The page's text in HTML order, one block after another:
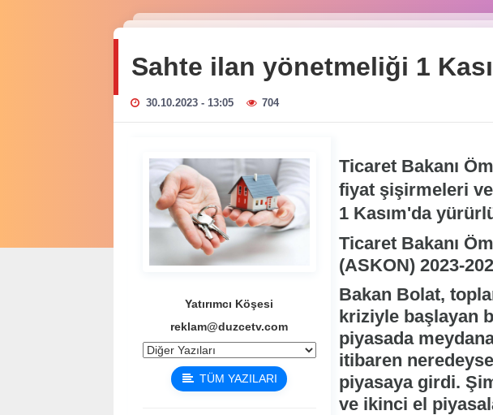
Sahte ilan yönetmeliği 1
30.10.2023 - 13:05 704
Yatırımcı Köşesi
reklam@duzcetv.com
TÜM YAZILARI
Ticaret Bakanı
fiyat şişirmeleri
1 Kasım'da
Ticaret Bakanı
(ASKON) 2023-
Bakan Bolat,
kriziyle başlayan
piyasada
itibaren
piyasaya girdi.
ve ikinci el